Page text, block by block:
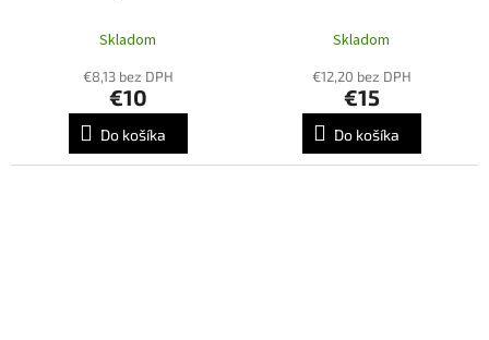
O
Skladom
€8,13 bez DPH
€10
Do košíka
O
Skladom
€12,20 bez DPH
€15
Do košíka